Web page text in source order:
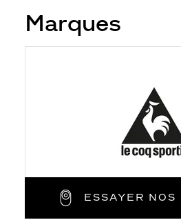
Marques
ESSAYER NOS